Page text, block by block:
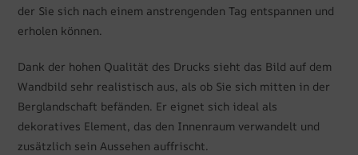
der Sie sich nach einem anstrengenden Tag entspannen und
erholen können.
Dank der hohen Qualität des Drucks sieht das Bild auf dem
Wandbild sehr realistisch aus, als ob Sie sich mitten in der
Berglandschaft befänden. Er eignet sich ideal als
dekoratives Element, das den Innenraum verwandelt und
zusätzlich sein Aussehen auffrischt.